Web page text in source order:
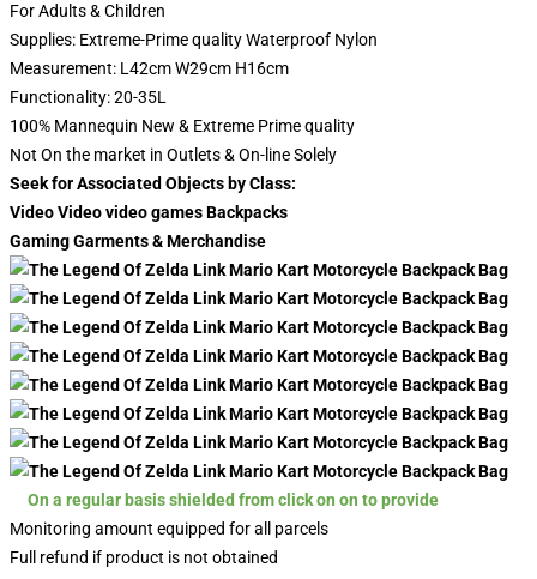
For Adults & Children
Supplies: Extreme-Prime quality Waterproof Nylon
Measurement: L42cm W29cm H16cm
Functionality: 20-35L
100% Mannequin New & Extreme Prime quality
Not On the market in Outlets & On-line Solely
Seek for Associated Objects by Class:
Video Video video games Backpacks
Gaming Garments & Merchandise
On a regular basis shielded from click on on to provide
Monitoring amount equipped for all parcels
Full refund if product is not obtained